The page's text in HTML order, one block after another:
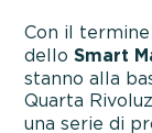
Con il termine
delloSmart
stanno alla
Quarta
una serie di